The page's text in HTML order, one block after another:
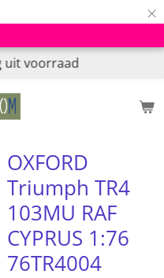
×
uit voorraad
OXFORD
Triumph TR4
103MU RAF
CYPRUS 1:76
76TR4004